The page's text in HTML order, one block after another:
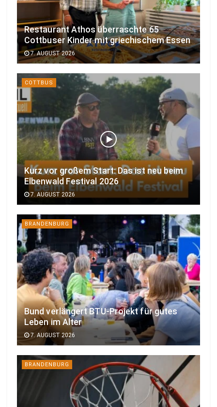
Restaurant Athos überraschte 65
Cottbuser Kinder mit griechischem Essen
7. AUGUST 2026
COTTBUS
Kurz vor großem Start: Das ist neu beim
Elbenwald Festival 2026
7. AUGUST 2026
BRANDENBURG
Bund verlängert BTU-Projekt für gutes
Leben im Alter
7. AUGUST 2026
BRANDENBURG